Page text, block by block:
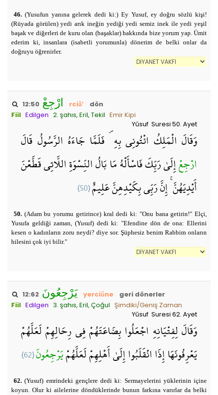
46. (Yusufun yanına gelerek dedi ki:) Ey Yusuf, ey doğru sözlü kişi!
(Rüyada görülen) yedi arık ineğin yediği yedi semiz inek ile yedi yeşil
başak ve diğerleri de kuru olan (başaklar) hakkında bize yorum yap. Ümit
ederim ki, insanlara (isabetli yorumunla) dönerim de belki onlar da
doğruyu öğrenirler.
12:50 ارْجِعْ rciǎ’
dön
Fiil Edilgen 2. şahıs, Eril, Tekil Emir Kipi
Yûsuf Suresi 50. Ayet
وَقَالَ الْمَلِكُ ائْتُونِي بِهِ ۖ فَلَمَّا جَاءَهُ الرَّسُولُ قَالَ
ارْجِعْإِلَىٰ رَبِّكَ فَاسْأَلْهُ مَا بَالُ النِّسْوَةِ اللَّاتِي قَطَّعْنَ
أَيْدِيَهُنَّ ۚ إِنَّ رَبِّي بِكَيْدِهِنَّ عَلِيمٌ(50)
50. (Adam bu yorumu getirince) kral dedi ki: "Onu bana getirin!" Elçi,
Yusufa geldiği zaman, (Yusuf) dedi ki: "Efendine dön de ona: Ellerini
kesen o kadınların zoru neydi? diye sor. Şüphesiz benim Rabbim onların
hilesini çok iyi bilir."
12:62 يَرْجِعُونَ yerciǔne
geri dönerler
Fiil Edilgen 3. şahıs, Eril, Çoğul Şimdiki/Geniş Zaman
Yûsuf Suresi 62. Ayet
وَقَالَ لِفِتْيَانِهِ اجْعَلُوا بِضَاعَتَهُمْ فِي رِحَالِهِمْ لَعَلَّهُمْ
يَعْرِفُونَهَا إِذَا انْقَلَبُوا إِلَىٰ أَهْلِهِمْ لَعَلَّهُمْيَرْجِعُونَ(62)
62.(Yusuf) emrindeki gençlere dedi ki: Sermayelerini yüklerinin içine
koyun. Olur ki ailelerine döndüklerinde bunun farkına varırlar da belki